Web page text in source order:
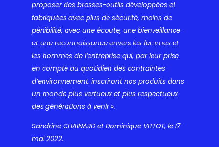
proposer des brosses-outils développées et
fabriquées avec plus de sécurité, moins de
pénibilité, avec une écoute, une bienveillance
et une reconnaissance envers les femmes et
les hommes de l’entreprise qui, par leur prise
en compte au quotidien des contraintes
d’environnement, inscriront nos produits dans
un monde plus vertueux et plus respectueux
des générations à venir ».
Sandrine CHAINARD et Dominique VITTOT, le 17
mai 2022.